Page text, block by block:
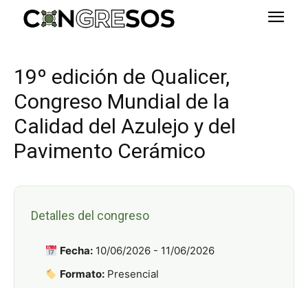
19º edición de Qualicer,
Congreso Mundial de la
Calidad del Azulejo y del
Pavimento Cerámico
Detalles del congreso
Fecha: 10/06/2026 - 11/06/2026
Formato: Presencial